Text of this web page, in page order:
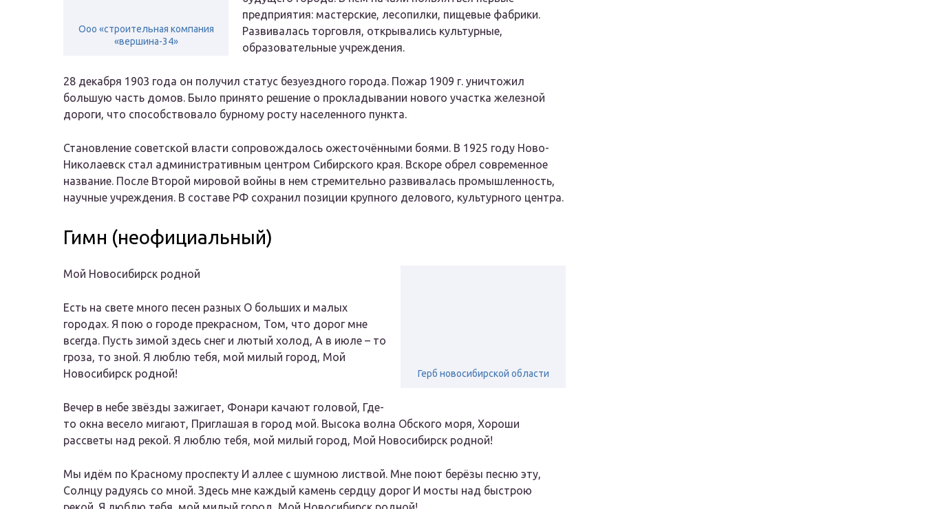
Ооо «строительная компания
«вершина-34»
предприятия: мастерские, лесопилки, пищевые фабрики.
Развивалась торговля, открывались культурные,
образовательные учреждения.
28 декабря 1903 года он получил статус безуездного города. Пожар 1909 г. уничтожил
большую часть домов. Было принято решение о прокладывании нового участка железной
дороги, что способствовало бурному росту населенного пункта.
Становление советской власти сопровождалось ожесточёнными боями. В 1925 году Ново-
Николаевск стал административным центром Сибирского края. Вскоре обрел современное
название. После Второй мировой войны в нем стремительно развивалась промышленность,
научные учреждения. В составе РФ сохранил позиции крупного делового, культурного центра.
Гимн (неофициальный)
Герб новосибирской области
Мой Новосибирск родной
Есть на свете много песен разных О больших и малых
городах. Я пою о городе прекрасном, Том, что дорог мне
всегда. Пусть зимой здесь снег и лютый холод, А в июле – то
гроза, то зной. Я люблю тебя, мой милый город, Мой
Новосибирск родной!
Вечер в небе звёзды зажигает, Фонари качают головой, Где-
то окна весело мигают, Приглашая в город мой. Высока волна Обского моря, Хороши
рассветы над рекой. Я люблю тебя, мой милый город, Мой Новосибирск родной!
Мы идём по Красному проспекту И аллее с шумною листвой. Мне поют берёзы песню эту,
Солнцу радуясь со мной. Здесь мне каждый камень сердцу дорог И мосты над быстрою